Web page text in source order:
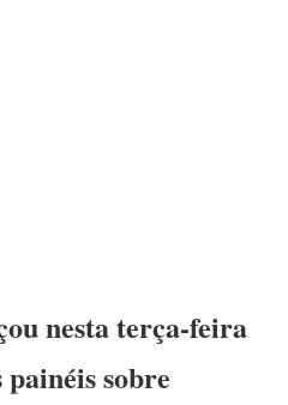
nesta terça-feira
sobre